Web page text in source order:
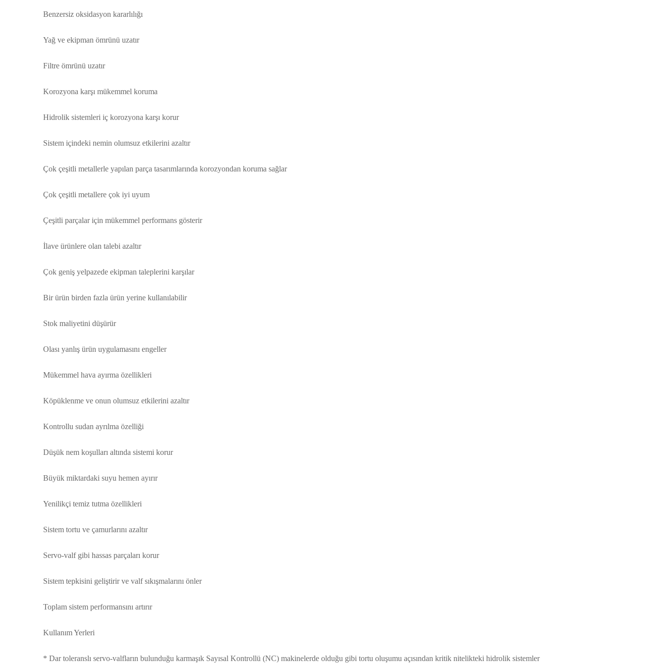
Benzersiz oksidasyon kararlılığı
Yağ ve ekipman ömrünü uzatır
Filtre ömrünü uzatır
Korozyona karşı mükemmel koruma
Hidrolik sistemleri iç korozyona karşı korur
Sistem içindeki nemin olumsuz etkilerini azaltır
Çok çeşitli metallerle yapılan parça tasarımlarında korozyondan koruma sağlar
Çok çeşitli metallere çok iyi uyum
Çeşitli parçalar için mükemmel performans gösterir
İlave ürünlere olan talebi azaltır
Çok geniş yelpazede ekipman taleplerini karşılar
Bir ürün birden fazla ürün yerine kullanılabilir
Stok maliyetini düşürür
Olası yanlış ürün uygulamasını engeller
Mükemmel hava ayırma özellikleri
Köpüklenme ve onun olumsuz etkilerini azaltır
Kontrollu sudan ayrılma özelliği
Düşük nem koşulları altında sistemi korur
Büyük miktardaki suyu hemen ayırır
Yenilikçi temiz tutma özellikleri
Sistem tortu ve çamurlarını azaltır
Servo-valf gibi hassas parçaları korur
Sistem tepkisini geliştirir ve valf sıkışmalarını önler
Toplam sistem performansını artırır
Kullanım Yerleri
* Dar toleranslı servo-valfların bulunduğu karmaşık Sayısal Kontrollü (NC) makinelerde olduğu gibi tortu oluşumu açısından kritik nitelikteki hidrolik sistemler